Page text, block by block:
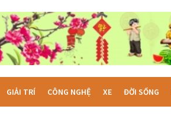
GIẢI TRÍ CÔNG NGHỆ XE ĐỜI SỐNG